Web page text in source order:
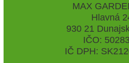
MAX
Hlavná
930 21
IČO:
IČ DPH: